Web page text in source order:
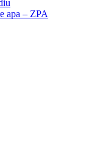
apa – ZPA